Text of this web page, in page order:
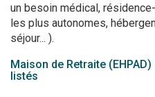
un besoin médical,
les plus autonomes,
séjour... ).
Maison de Retraite
listés